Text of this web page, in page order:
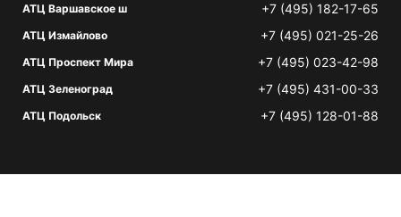
АТЦ Варшавское ш +7 (495) 182-17-65
АТЦ Измайлово +7 (495) 021-25-26
АТЦ Проспект Мира +7 (495) 023-42-98
АТЦ Зеленоград +7 (495) 431-00-33
АТЦ Подольск +7 (495) 128-01-88